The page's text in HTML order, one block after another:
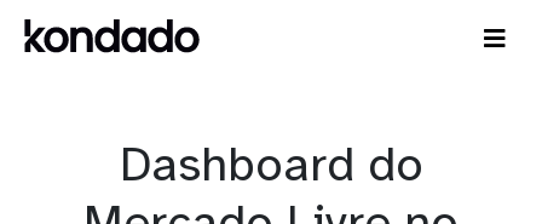
Dashboard do